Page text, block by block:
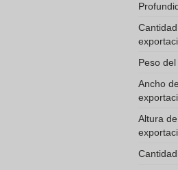
Peso
Ancho
Altura